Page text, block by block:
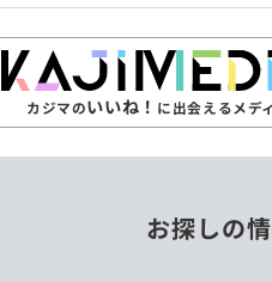
カジマのいいね！ に出会えるメデ
お探しの